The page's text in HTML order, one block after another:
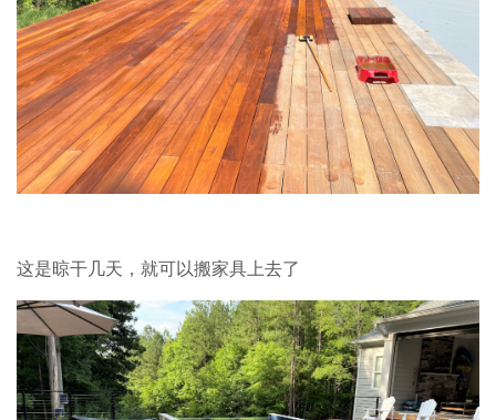
这是晾干几天，就可以搬家具上去了